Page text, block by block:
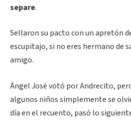
separe.
Sellaron su pacto con un apretón
escupitajo, si no eres hermano de
amigo.
Ángel José votó por Andrecito,
algunos niños simplemente se
día en el recuento, pasó lo